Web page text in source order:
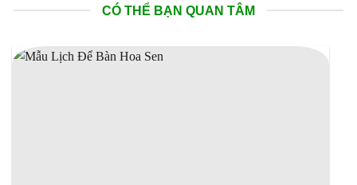
CÓ THỂ BẠN QUAN TÂM